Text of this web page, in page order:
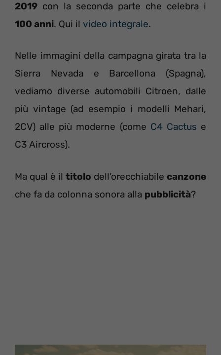
2019 con la seconda parte che celebra i
100 anni. Qui il video integrale.
Nelle immagini della campagna girata tra la
Sierra Nevada e Barcellona (Spagna),
vediamo diverse automobili Citroen, dalle
più vintage (ad esempio i modelli Mehari,
2CV) alle più moderne (come C4 Cactus e
C3 Aircross).
Ma qual è il titolo dell’orecchiabile canzone
che fa da colonna sonora alla pubblicità?